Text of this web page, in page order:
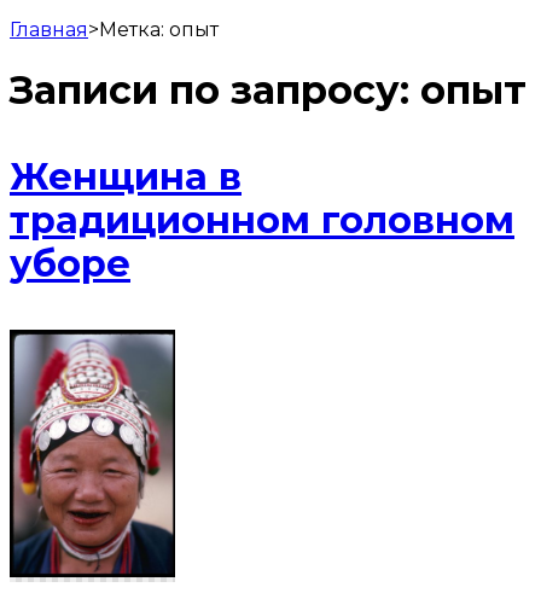
Главная>Метка: опыт
Записи по запросу: опыт
Женщина в
традиционном головном
уборе